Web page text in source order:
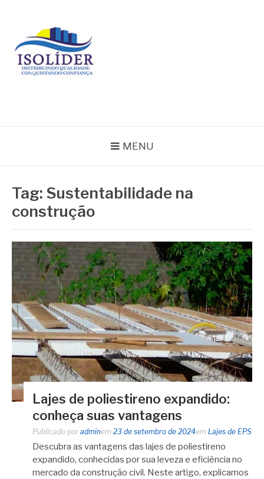
conteúdo
MENU
Tag: Sustentabilidade na
construção
Lajes de poliestireno expandido:
conheça suas vantagens
Publicado por adminem 23 de setembro de 2024em Lajes de EPS
Descubra as vantagens das lajes de poliestireno
expandido, conhecidas por sua leveza e eficiência no
mercado da construção civil. Neste artigo, explicamos